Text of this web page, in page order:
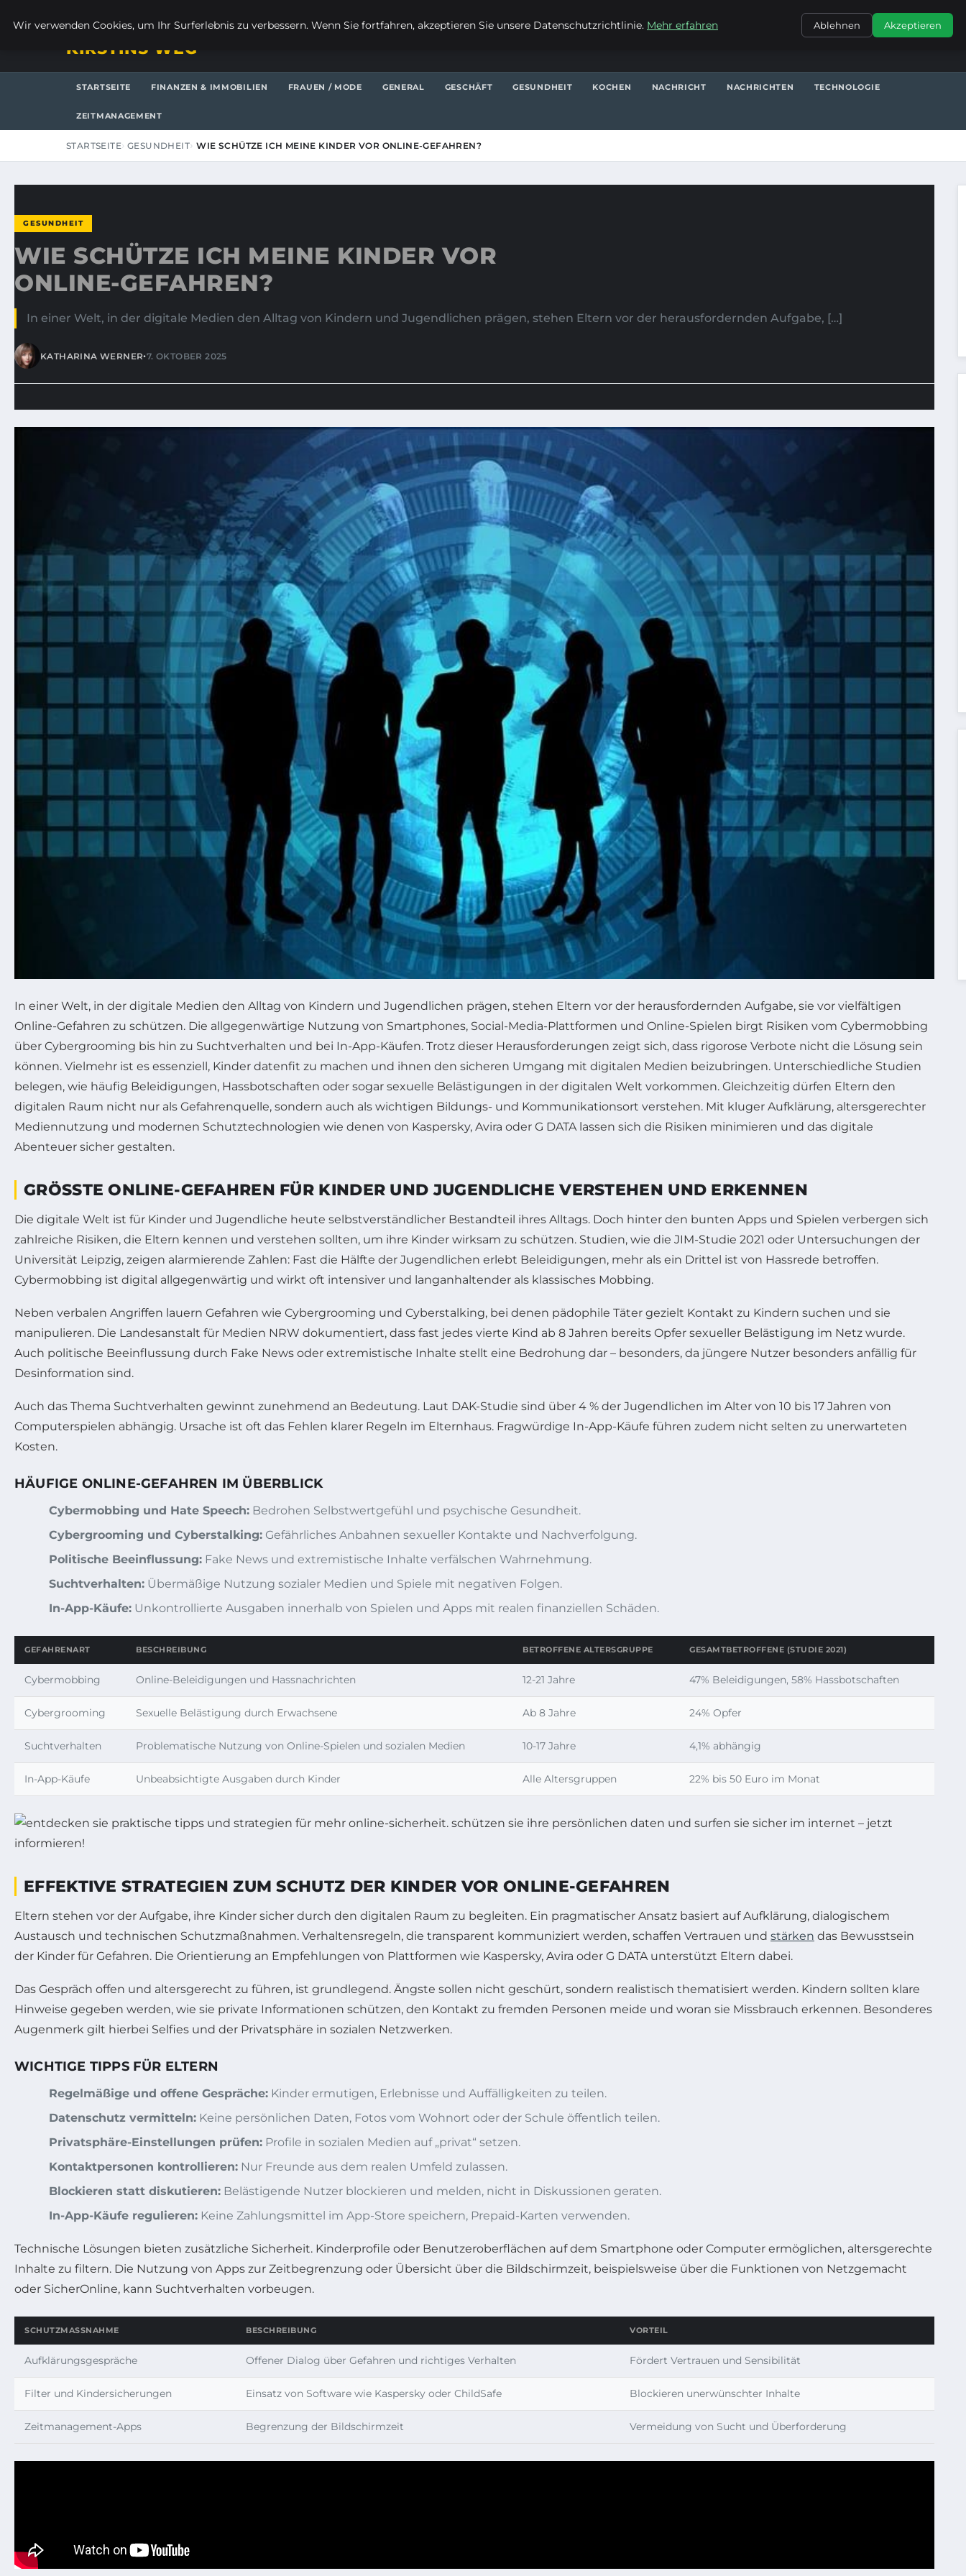
KONTAKT
KIRSTINS WEG
STARTSEITE FINANZEN & IMMOBILIEN FRAUEN / MODE GENERAL GESCHÄFT GESUNDHEIT KOCHEN NACHRICHT NACHRICHTEN TECHNOLOGIE
ZEITMANAGEMENT
STARTSEITE GESUNDHEIT WIE SCHÜTZE ICH MEINE KINDER VOR ONLINE-GEFAHREN?
GESUNDHEIT
WIE SCHÜTZE ICH MEINE KINDER VOR
ONLINE-GEFAHREN?
In einer Welt, in der digitale Medien den Alltag von Kindern und Jugendlichen prägen, stehen Eltern vor der herausfordernden Aufgabe, […]
KATHARINA WERNER•7. OKTOBER 2025
In einer Welt, in der digitale Medien den Alltag von Kindern und Jugendlichen prägen, stehen Eltern vor der herausfordernden Aufgabe, sie vor vielfältigen
Online-Gefahren zu schützen. Die allgegenwärtige Nutzung von Smartphones, Social-Media-Plattformen und Online-Spielen birgt Risiken vom Cybermobbing
über Cybergrooming bis hin zu Suchtverhalten und bei In-App-Käufen. Trotz dieser Herausforderungen zeigt sich, dass rigorose Verbote nicht die Lösung sein
können. Vielmehr ist es essenziell, Kinder datenfit zu machen und ihnen den sicheren Umgang mit digitalen Medien beizubringen. Unterschiedliche Studien
belegen, wie häufig Beleidigungen, Hassbotschaften oder sogar sexuelle Belästigungen in der digitalen Welt vorkommen. Gleichzeitig dürfen Eltern den
digitalen Raum nicht nur als Gefahrenquelle, sondern auch als wichtigen Bildungs- und Kommunikationsort verstehen. Mit kluger Aufklärung, altersgerechter
Mediennutzung und modernen Schutztechnologien wie denen von Kaspersky, Avira oder G DATA lassen sich die Risiken minimieren und das digitale
Abenteuer sicher gestalten.
GRÖSSTE ONLINE-GEFAHREN FÜR KINDER UND JUGENDLICHE VERSTEHEN UND ERKENNEN
Die digitale Welt ist für Kinder und Jugendliche heute selbstverständlicher Bestandteil ihres Alltags. Doch hinter den bunten Apps und Spielen verbergen sich
zahlreiche Risiken, die Eltern kennen und verstehen sollten, um ihre Kinder wirksam zu schützen. Studien, wie die JIM-Studie 2021 oder Untersuchungen der
Universität Leipzig, zeigen alarmierende Zahlen: Fast die Hälfte der Jugendlichen erlebt Beleidigungen, mehr als ein Drittel ist von Hassrede betroffen.
Cybermobbing ist digital allgegenwärtig und wirkt oft intensiver und langanhaltender als klassisches Mobbing.
Neben verbalen Angriffen lauern Gefahren wie Cybergrooming und Cyberstalking, bei denen pädophile Täter gezielt Kontakt zu Kindern suchen und sie
manipulieren. Die Landesanstalt für Medien NRW dokumentiert, dass fast jedes vierte Kind ab 8 Jahren bereits Opfer sexueller Belästigung im Netz wurde.
Auch politische Beeinflussung durch Fake News oder extremistische Inhalte stellt eine Bedrohung dar – besonders, da jüngere Nutzer besonders anfällig für
Desinformation sind.
Auch das Thema Suchtverhalten gewinnt zunehmend an Bedeutung. Laut DAK-Studie sind über 4 % der Jugendlichen im Alter von 10 bis 17 Jahren von
Computerspielen abhängig. Ursache ist oft das Fehlen klarer Regeln im Elternhaus. Fragwürdige In-App-Käufe führen zudem nicht selten zu unerwarteten
Kosten.
HÄUFIGE ONLINE-GEFAHREN IM ÜBERBLICK
Cybermobbing und Hate Speech: Bedrohen Selbstwertgefühl und psychische Gesundheit.
Cybergrooming und Cyberstalking: Gefährliches Anbahnen sexueller Kontakte und Nachverfolgung.
Politische Beeinflussung: Fake News und extremistische Inhalte verfälschen Wahrnehmung.
Suchtverhalten: Übermäßige Nutzung sozialer Medien und Spiele mit negativen Folgen.
In-App-Käufe: Unkontrollierte Ausgaben innerhalb von Spielen und Apps mit realen finanziellen Schäden.
GEFAHRENART BESCHREIBUNG BETROFFENE ALTERSGRUPPE GESAMTBETROFFENE (STUDIE 2021)
Cybermobbing Online-Beleidigungen und Hassnachrichten 12-21 Jahre 47% Beleidigungen, 58% Hassbotschaften
Cybergrooming Sexuelle Belästigung durch Erwachsene Ab 8 Jahre 24% Opfer
Suchtverhalten Problematische Nutzung von Online-Spielen und sozialen Medien 10-17 Jahre 4,1% abhängig
In-App-Käufe Unbeabsichtigte Ausgaben durch Kinder Alle Altersgruppen 22% bis 50 Euro im Monat
EFFEKTIVE STRATEGIEN ZUM SCHUTZ DER KINDER VOR ONLINE-GEFAHREN
Eltern stehen vor der Aufgabe, ihre Kinder sicher durch den digitalen Raum zu begleiten. Ein pragmatischer Ansatz basiert auf Aufklärung, dialogischem
Austausch und technischen Schutzmaßnahmen. Verhaltensregeln, die transparent kommuniziert werden, schaffen Vertrauen und stärken das Bewusstsein
der Kinder für Gefahren. Die Orientierung an Empfehlungen von Plattformen wie Kaspersky, Avira oder G DATA unterstützt Eltern dabei.
Das Gespräch offen und altersgerecht zu führen, ist grundlegend. Ängste sollen nicht geschürt, sondern realistisch thematisiert werden. Kindern sollten klare
Hinweise gegeben werden, wie sie private Informationen schützen, den Kontakt zu fremden Personen meide und woran sie Missbrauch erkennen. Besonderes
Augenmerk gilt hierbei Selfies und der Privatsphäre in sozialen Netzwerken.
WICHTIGE TIPPS FÜR ELTERN
Regelmäßige und offene Gespräche: Kinder ermutigen, Erlebnisse und Auffälligkeiten zu teilen.
Datenschutz vermitteln: Keine persönlichen Daten, Fotos vom Wohnort oder der Schule öffentlich teilen.
Privatsphäre-Einstellungen prüfen: Profile in sozialen Medien auf „privat“ setzen.
Kontaktpersonen kontrollieren: Nur Freunde aus dem realen Umfeld zulassen.
Blockieren statt diskutieren: Belästigende Nutzer blockieren und melden, nicht in Diskussionen geraten.
In-App-Käufe regulieren: Keine Zahlungsmittel im App-Store speichern, Prepaid-Karten verwenden.
Technische Lösungen bieten zusätzliche Sicherheit. Kinderprofile oder Benutzeroberflächen auf dem Smartphone oder Computer ermöglichen, altersgerechte
Inhalte zu filtern. Die Nutzung von Apps zur Zeitbegrenzung oder Übersicht über die Bildschirmzeit, beispielsweise über die Funktionen von Netzgemacht
oder SicherOnline, kann Suchtverhalten vorbeugen.
SCHUTZMASSNAHME BESCHREIBUNG VORTEIL
Aufklärungsgespräche Offener Dialog über Gefahren und richtiges Verhalten Fördert Vertrauen und Sensibilität
Filter und Kindersicherungen Einsatz von Software wie Kaspersky oder ChildSafe Blockieren unerwünschter Inhalte
Zeitmanagement-Apps Begrenzung der Bildschirmzeit Vermeidung von Sucht und Überforderung
Wir verwenden Cookies, um Ihr Surferlebnis zu verbessern. Wenn Sie fortfahren, akzeptieren Sie unsere Datenschutzrichtlinie. Mehr erfahren Ablehnen Akzeptieren